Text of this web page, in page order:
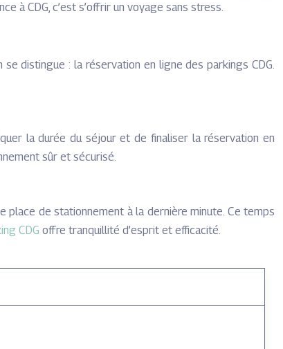
à CDG, c’est s’offrir un voyage sans stress.
distingue : la réservation en ligne des parkings CDG.
la durée du séjour et de finaliser la réservation en
sûr et sécurisé.
place de stationnement à la dernière minute. Ce temps
CDG offre tranquillité d’esprit et efficacité.